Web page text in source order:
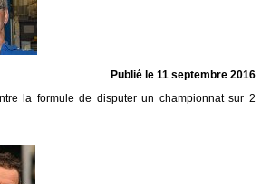
Publié le 11 septembre 2016
la formule de disputer un championnat sur 2